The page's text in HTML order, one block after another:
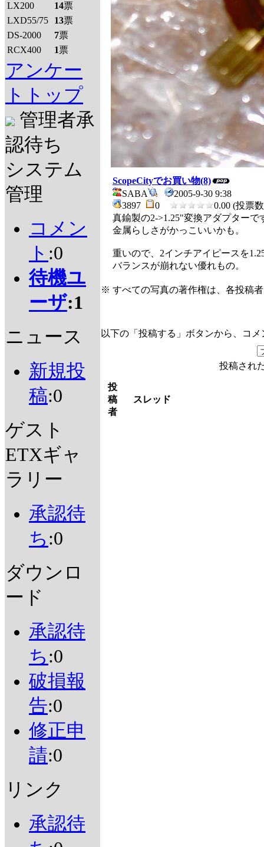
LX200
14票
LXD55/75
13票
DS-2000
7票
RCX400
1票
アンケー
トトップ
管理者承
認待ち
システム
管理
コメン
ト :0
待機ユ
ーザ:1
ニュース
新規投
稿:0
ゲスト
ETXギャ
ラリー
承認待
ち :0
ダウンロ
ード
承認待
ち :0
破損報
告:0
修正申
請:0
リンク
承認待
ScopeCityでお買い物(8)
SABA
2005-9-30 9:38
3897
0
0.00 (投票
真鍮製の2->1.25"変換アダプターで
金属らしさがかっこいいかも。
重いので、2インチアイピースを
バランスが崩れない優れもの。
※ すべての写真の著作権は、各投稿
以下の「投稿する」ボタンから、コ
投稿され
投
稿
者
スレッド